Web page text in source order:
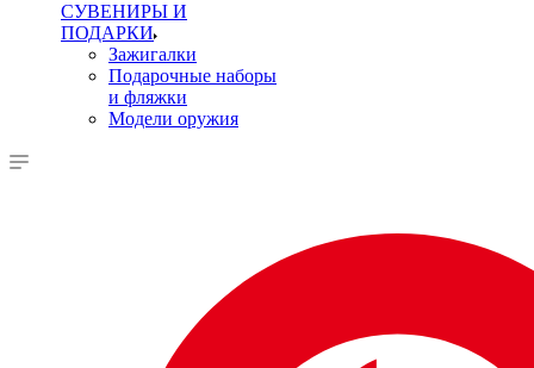
СУВЕНИРЫ И
ПОДАРКИ
Зажигалки
Подарочные наборы
и фляжки
Модели оружия